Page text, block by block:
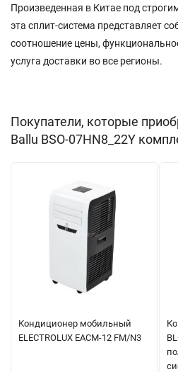
Произведенная в Китае под
эта сплит-система представляет
соотношение цены,
услуга доставки во все регионы.
Покупатели, которые
Ballu BSO-07HN8_22Y
Кондиционер мобильный
ELECTROLUX EACM-12 FM/N3